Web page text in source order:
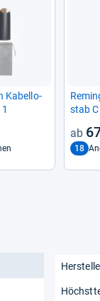
Kabel­lo­
stab
18